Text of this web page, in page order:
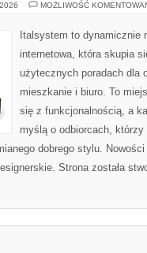
MOŻLIWOŚĆ
Italsystem to dynamicznie
internetowa, która skupia
użytecznych poradach dla
mieszkanie i biuro. To
się z funkcjonalnością, a
myślą o odbiorcach, którzy
dobrego stylu.
Strona została